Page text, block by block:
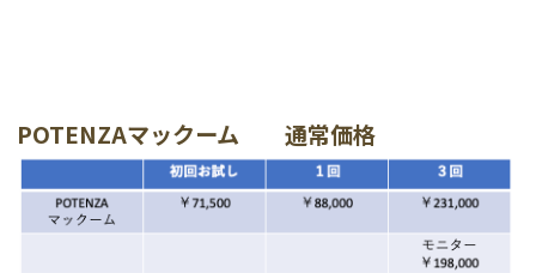
POTENZAマックーム 通常価格